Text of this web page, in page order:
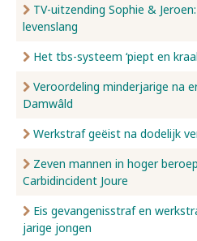
TV-uitzending Sophie &
levenslang
Het tbs-systeem ‘piept en
Veroordeling minderjarige na
Damwâld
Werkstraf geëist na dodelijk
Zeven mannen in hoger
Carbidincident Joure
Eis gevangenisstraf en
jarige jongen